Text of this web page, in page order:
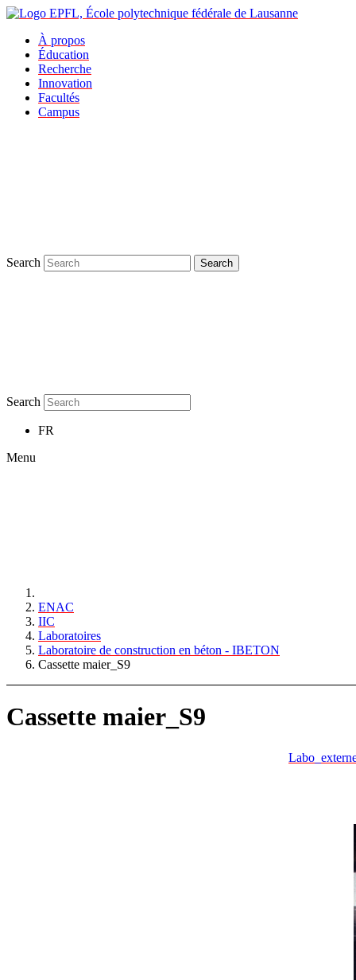
À propos
Éducation
Recherche
Innovation
Facultés
Campus
Search Search
Search
FR
Menu
ENAC
IIC
Laboratoires
Laboratoire de construction en béton - IBETON
Cassette maier_S9
Cassette maier_S9